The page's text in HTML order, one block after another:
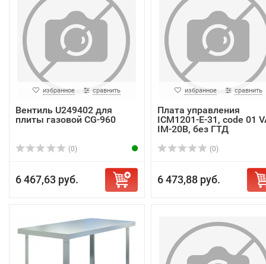
избранное сравнить
Вентиль U249402 для
плиты газовой CG-960
(0)
6 467,63 руб.
избранное сравнить
Плата управления
ICM1201-E-31, code 01
IM-20B, без ГТД
(0)
6 473,88 руб.